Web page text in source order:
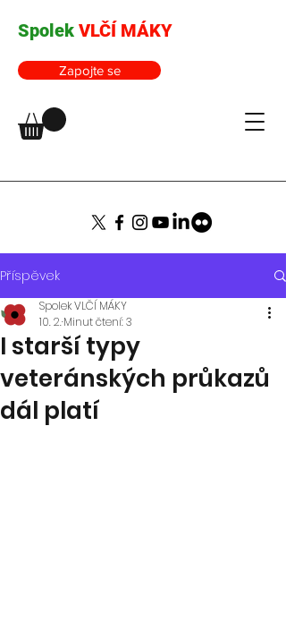
Spolek VLČÍ MÁKY
Zapojte se
Příspěvek
I starší typy
veteránských průkazů
dál platí
Spolek VLČÍ MÁKY
10. 2.Minut čtení: 3